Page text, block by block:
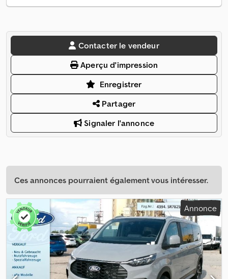
Contacter le vendeur
Aperçu d'impression
Enregistrer
Partager
Signaler l'annonce
Ces annonces pourraient également vous intéresser.
Annonce